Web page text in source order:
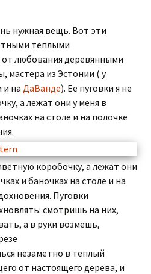
нужная вещь. Вот эти
теплыми
от любования деревянными
мастера из Эстонии ( у
и на ДаВанде). Ее пуговки я не
а лежат они у меня в
на столе и на полочке
коробочку, а лежат они
и баночках на столе и на
Пуговки
смотришь на них,
а в руки возмешь,
незаметно в теплый
от настоящего дерева, и